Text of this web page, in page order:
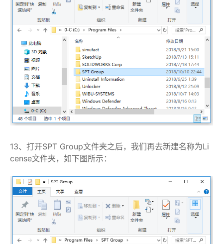
13、打开SPT Group文件夹之后，我们再去新建名称为Li
cense文件夹，如下图所示：